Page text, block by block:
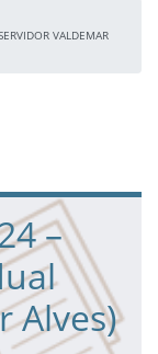
VALDEMAR
–
Alves)